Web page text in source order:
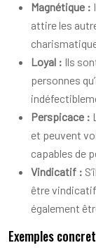
Magnétique :
attire les
Loyal : Ils
personnes
Perspicace :
et peuvent
capables de
Vindicatif :
être
également
Exemples